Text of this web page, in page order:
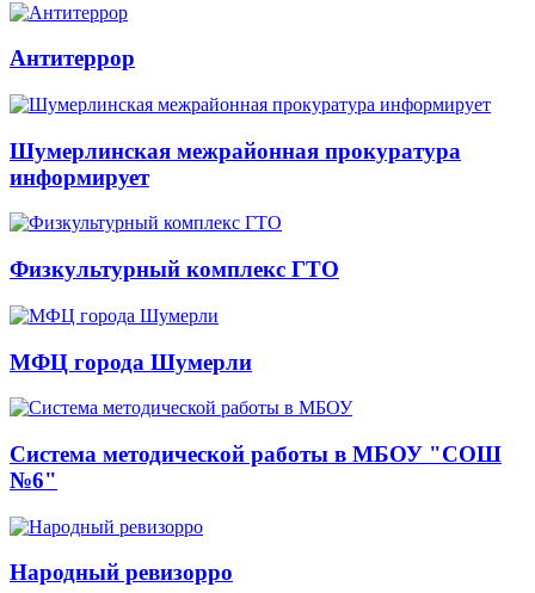
Антитеррор
Шумерлинская межрайонная прокуратура
информирует
Физкультурный комплекс ГТО
МФЦ города Шумерли
Система методической работы в МБОУ "СОШ
№6"
Народный ревизорро